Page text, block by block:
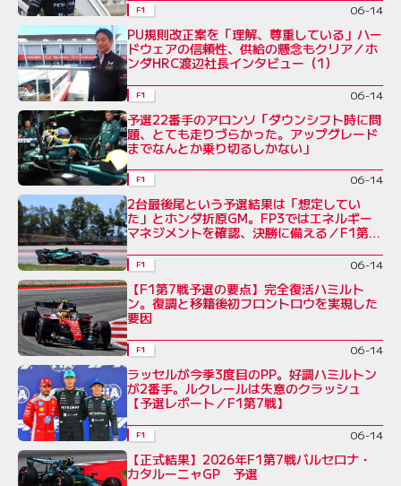
F1 06-14
PU規則改正案を「理解、尊重している」ハー
ドウェアの信頼性、供給の懸念もクリア／ホ
ンダHRC渡辺社長インタビュー（1）
F1 06-14
予選22番手のアロンソ「ダウンシフト時に問
題、とても走りづらかった。アップグレード
までなんとか乗り切るしかない」
F1 06-14
2台最後尾という予選結果は「想定してい
た」とホンダ折原GM。FP3ではエネルギー
マネジメントを確認、決勝に備える／F1第7
F1 06-14
【F1第7戦予選の要点】完全復活ハミルト
ン。復調と移籍後初フロントロウを実現した
要因
F1 06-14
ラッセルが今季3度目のPP。好調ハミルトン
が2番手。ルクレールは失意のクラッシュ
【予選レポート／F1第7戦】
F1 06-14
【正式結果】2026年F1第7戦バルセロナ・
カタルーニャGP 予選